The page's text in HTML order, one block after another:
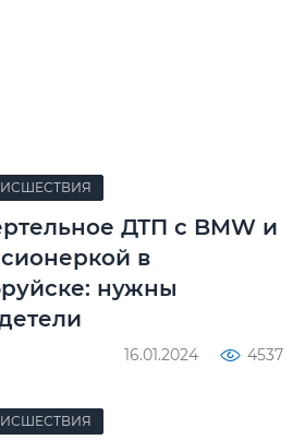
ДТП с BMW и
в
нужны
16.01.2024 4537